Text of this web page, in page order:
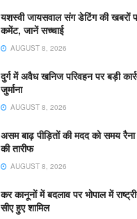
यशस्वी जायसवाल संग डेटिंग की खबरों
कमेंट, जानें सच्चाई
AUGUST 8, 2026
दुर्ग में अवैध खनिज परिवहन पर बड़ी
जुर्माना
AUGUST 8, 2026
असम बाढ़ पीड़ितों की मदद को समय
की तारीफ
AUGUST 8, 2026
कर कानूनों में बदलाव पर भोपाल में
सीए हुए शामिल